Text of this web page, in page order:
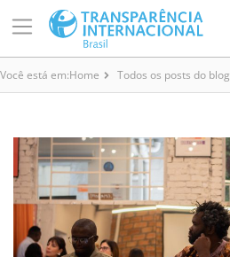
Você está em:Home Todos os posts do blog